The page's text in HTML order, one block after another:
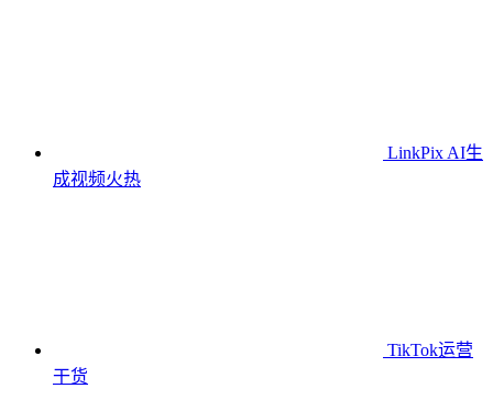
LinkPix AI生
成视频火热
TikTok运营
干货